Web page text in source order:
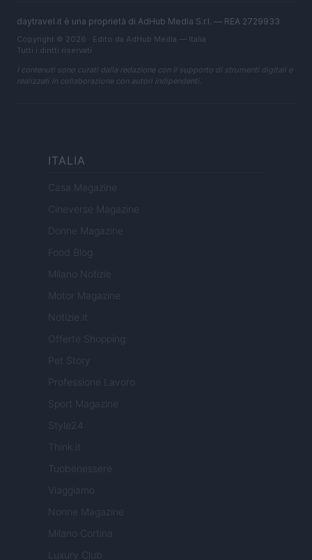
daytravel.it è una proprietà di AdHub Media S.r.l. — REA 2729933
Copyright © 2026 · Edito da AdHub Media — Italia
Tutti i diritti riservati
I contenuti sono curati dalla redazione con il supporto di strumenti digitali e
realizzati in collaborazione con autori indipendenti.
ITALIA
Casa Magazine
Cineverse Magazine
Donne Magazine
Food Blog
Milano Notizie
Motor Magazine
Notizie.it
Offerte Shopping
Pet Story
Professione Lavoro
Sport Magazine
Style24
Think.it
Tuobenessere
Viaggiamo
Nonne Magazine
Milano Cortina
Luxury Club